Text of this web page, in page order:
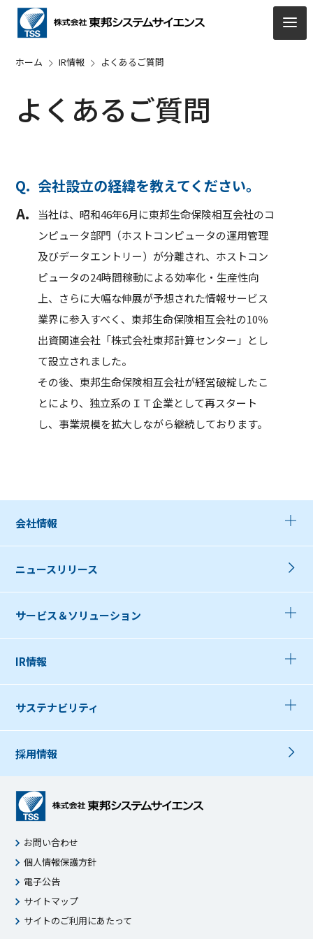
ホーム IR情報 よくあるご質問
よくあるご質問
会社設立の経緯を教えてください。
当社は、昭和46年6月に東邦生命保険相互会社のコ
ンピュータ部門（ホストコンピュータの運用管理
及びデータエントリー）が分離され、ホストコン
ピュータの24時間稼動による効率化・生産性向
上、さらに大幅な伸展が予想された情報サービス
業界に参入すべく、東邦生命保険相互会社の10％
出資関連会社「株式会社東邦計算センター」とし
て設立されました。
その後、東邦生命保険相互会社が経営破綻したこ
とにより、独立系のＩＴ企業として再スタート
し、事業規模を拡大しながら継続しております。
お問い合わせ
個人情報保護方針
電子公告
サイトマップ
サイトのご利用にあたって
会社情報
ニュースリリース
サービス＆ソリューション
IR情報
サステナビリティ
採用情報